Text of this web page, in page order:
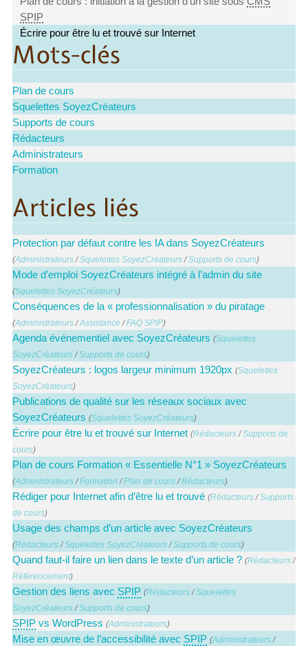
SPIP
Écrire pour être lu et trouvé sur Internet
Mots-clés
Plan de cours
Squelettes SoyezCréateurs
Supports de cours
Rédacteurs
Administrateurs
Formation
Articles liés
Protection par défaut contre les IA dans SoyezCréateurs
(Administrateurs/Squelettes SoyezCréateurs/Supports de cours)
Mode d’emploi SoyezCréateurs intégré à l’admin du site
(Squelettes SoyezCréateurs)
Conséquences de la « professionnalisation » du piratage
(Administrateurs/Assistance/FAQSPIP)
Agenda événementiel avec SoyezCréateurs (Squelettes
SoyezCréateurs/Supports de cours)
SoyezCréateurs : logos largeur minimum 1920px (Squelettes
SoyezCréateurs)
Publications de qualité sur les réseaux sociaux avec
SoyezCréateurs (Squelettes SoyezCréateurs)
Écrire pour être lu et trouvé sur Internet (Rédacteurs/Supports de
cours)
Plan de cours Formation « Essentielle N°1 » SoyezCréateurs
(Administrateurs/Formation /Plan de cours/Rédacteurs)
Rédiger pour Internet afin d’être lu et trouvé (Rédacteurs/Supports
de cours)
Usage des champs d’un article avec SoyezCréateurs
(Rédacteurs/Squelettes SoyezCréateurs/Supports de cours)
Quand faut-il faire un lien dans le texte d’un article ? (Rédacteurs/
Référencement)
Gestion des liens avec SPIP (Rédacteurs/Squelettes
SoyezCréateurs/Supports de cours)
SPIP vs WordPress (Administrateurs)
Mise en œuvre de l’accessibilité avec SPIP (Administrateurs/